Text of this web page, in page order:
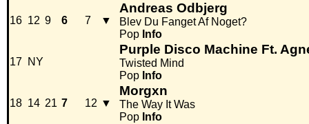
16 12 9 6 7 ▼
Andreas Odbjerg
Blev Du Fanget Af Noget?
Pop Info
17 NY
Purple Disco Machine Ft.
Twisted Mind
Pop Info
18 14 21 7 12 ▼
Morgxn
The Way It Was
Pop Info